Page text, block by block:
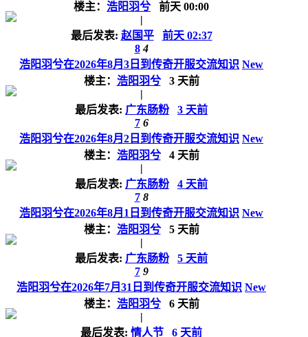
楼主： 浩阳羽兮
前天 00:00
|
最后发表: 赵国平
前天 02:37
8 4
浩阳羽兮在2026年8月3日到传奇开服交流知识 New
楼主： 浩阳羽兮
3 天前
|
最后发表: 广东肠粉
3 天前
7 6
浩阳羽兮在2026年8月2日到传奇开服交流知识 New
楼主： 浩阳羽兮
4 天前
|
最后发表: 广东肠粉
4 天前
7 8
浩阳羽兮在2026年8月1日到传奇开服交流知识 New
楼主： 浩阳羽兮
5 天前
|
最后发表: 广东肠粉
5 天前
7 9
浩阳羽兮在2026年7月31日到传奇开服交流知识 New
楼主： 浩阳羽兮
6 天前
|
最后发表: 情人节
6 天前